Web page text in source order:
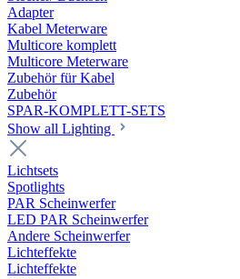
Adapter
Kabel Meterware
Multicore komplett
Multicore Meterware
Zubehör für Kabel
Zubehör
SPAR-KOMPLETT-SETS
Show all Lighting
Lichtsets
Spotlights
PAR Scheinwerfer
LED PAR Scheinwerfer
Andere Scheinwerfer
Lichteffekte
Lichteffekte